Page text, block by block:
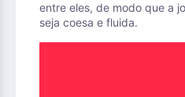
entre eles, de modo que a
seja coesa e fluida.